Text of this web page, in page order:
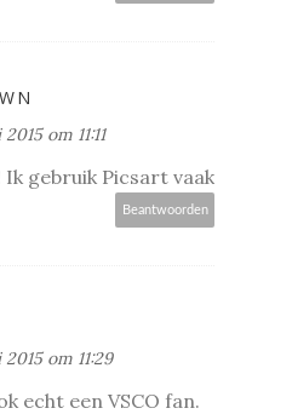
om 11:11
Ik gebruik Picsart vaak
Beantwoorden
om 11:29
echt een VSCO fan.